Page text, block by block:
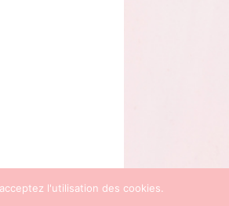
l'utilisation des cookies.